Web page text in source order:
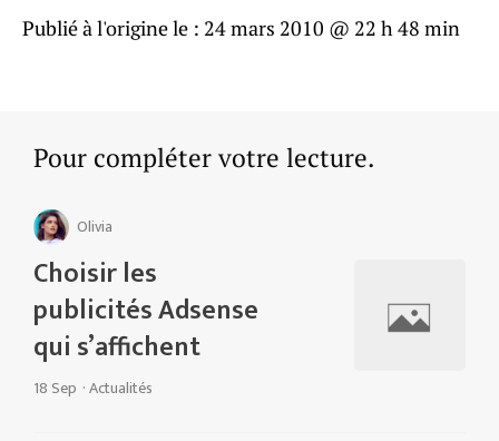
Publié à l'origine le : 24 mars 2010 @ 22 h 48 min
Pour compléter votre lecture.
Olivia
Choisir les
publicités Adsense
qui s’affichent
18 Sep ·Actualités